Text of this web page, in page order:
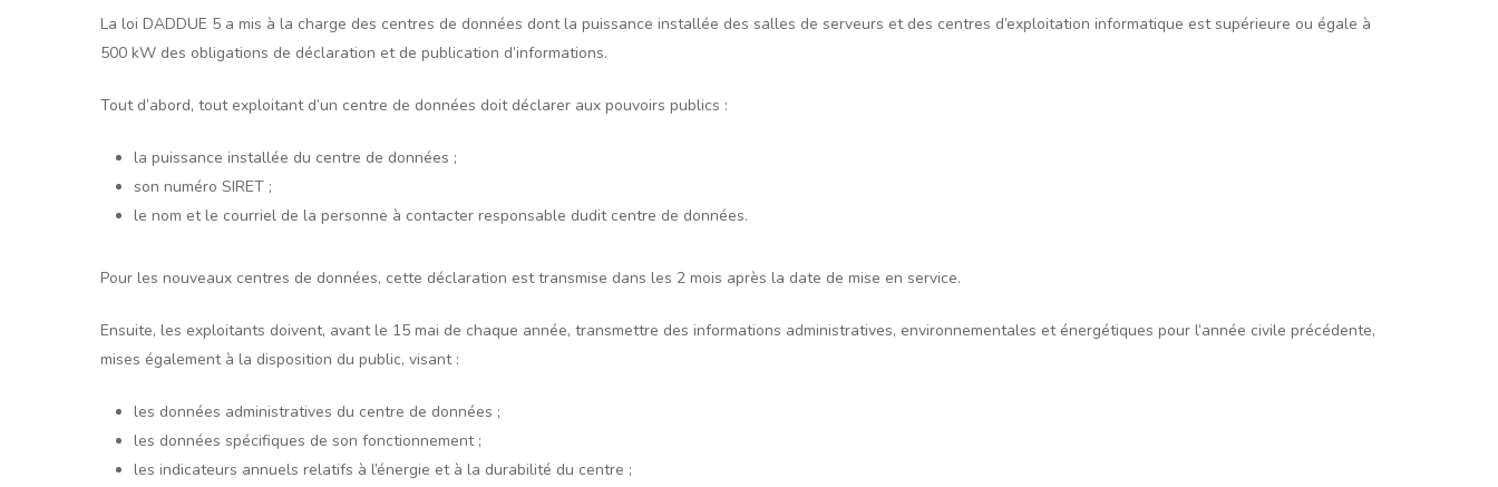
La loi DADDUE 5 a mis à la charge des centres de données dont la puissance installée des salles de serveurs et des centres d’exploitation informatique est supérieure ou égale à
500 kW des obligations de déclaration et de publication d’informations.
Tout d’abord, tout exploitant d’un centre de données doit déclarer aux pouvoirs publics :
la puissance installée du centre de données ;
son numéro SIRET ;
le nom et le courriel de la personne à contacter responsable dudit centre de données.
Pour les nouveaux centres de données, cette déclaration est transmise dans les 2 mois après la date de mise en service.
Ensuite, les exploitants doivent, avant le 15 mai de chaque année, transmettre des informations administratives, environnementales et énergétiques pour l’année civile précédente,
mises également à la disposition du public, visant :
les données administratives du centre de données ;
les données spécifiques de son fonctionnement ;
les indicateurs annuels relatifs à l’énergie et à la durabilité du centre ;